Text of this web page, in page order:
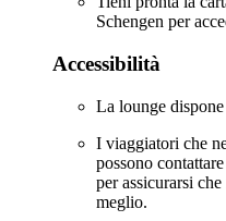
Schengen per
Accessibilità
La lounge
I viaggiatori che
possono
per assicurarsi
meglio.